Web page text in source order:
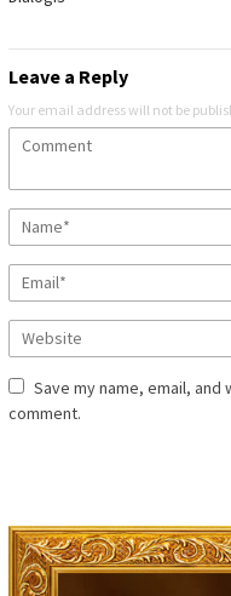
Leave a Reply
Your email address will not be
Save my name, email,
comment.